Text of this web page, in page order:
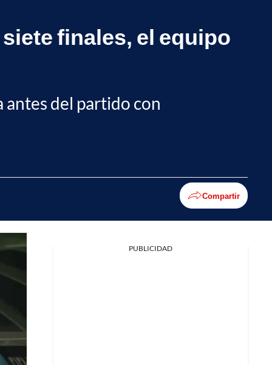
finales, el equipo
antes del partido con
Compartir
PUBLICIDAD